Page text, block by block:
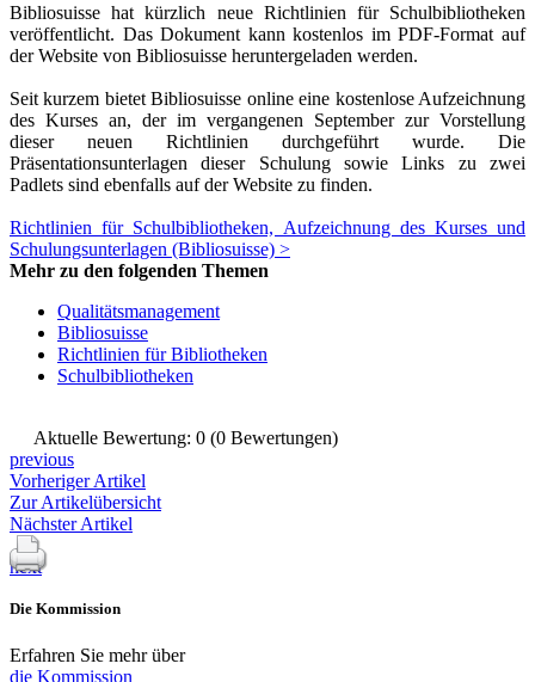
Bestand
Benutzung
Finanzen
Qualitätsmanagement
Recht und Politik
Öffentlichkeitsarbeit
Leseförderung
Aus aller Welt
Lesetipps
Tags
Aus- und
Weiterbildung
Veranstaltungen
Bibliothek und
Bibliotheksförderung
Zielpublikum Kinder
und Jugendliche
Kantonale
Rezensionen
Schweizer Literatur
Bibliosuisse hat kürzlich neue Richtlinien für Schulbibliotheken
veröffentlicht. Das Dokument kann kostenlos im PDF-Format auf
der Website von Bibliosuisse heruntergeladen werden.
Seit kurzem bietet Bibliosuisse online eine kostenlose Aufzeichnung
des Kurses an, der im vergangenen September zur Vorstellung
dieser neuen Richtlinien durchgeführt wurde. Die
Präsentationsunterlagen dieser Schulung sowie Links zu zwei
Padlets sind ebenfalls auf der Website zu finden.
Richtlinien für Schulbibliotheken, Aufzeichnung des Kurses und
Schulungsunterlagen (Bibliosuisse) >
Mehr zu den folgenden Themen
Qualitätsmanagement
Bibliosuisse
Richtlinien für Bibliotheken
Schulbibliotheken
Aktuelle Bewertung: 0 (0 Bewertungen)
previous
Vorheriger Artikel
Zur Artikelübersicht
Nächster Artikel
next
Die Kommission
Erfahren Sie mehr über
die Kommission